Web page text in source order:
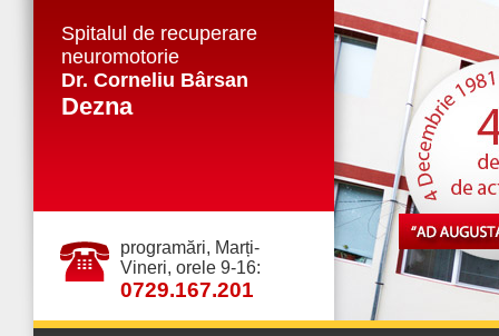
Spitalul de recuperare
neuromotorie
Dr. Corneliu Bârsan
Dezna
programări, Marți-
Vineri, orele 9-16:
0729.167.201